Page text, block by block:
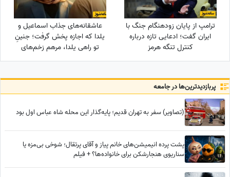
ترامپ از پایان زودهنگام جنگ با
ایران گفت؛ ادعایی تازه درباره
کنترل تنگه هرمز
عاشقانه‌های جذاب اسماعیل و
یلدا که اجازه پخش گرفت؛ جنینِ
تو راهی یلدا، مرهم زخم‌های
سینا مهراد شد!
پربازدید‌ترین‌ها در جامعه
(تصاویر) سفر به تهران قدیم؛ پایه‌گذار این محله شاه عباس اول بود
پشت پرده انیمیشن‌های خانم پیاز و آقای پرتقال؛ شوخی بی‌مزه یا
سناریوی هنجارشکن برای خانواده‌ها؟ + فیلم